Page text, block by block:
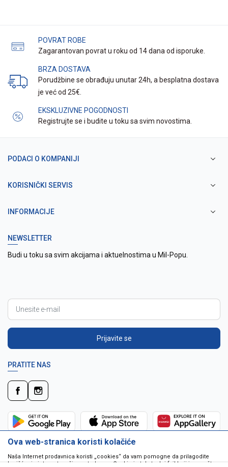
POVRAT ROBE
Zagarantovan povrat u roku od 14 dana od isporuke.
BRZA DOSTAVA
Porudžbine se obrađuju unutar 24h, a besplatna dostava
je već od 25€.
EKSKLUZIVNE POGODNOSTI
Registrujte se i budite u toku sa svim novostima.
PODACI O KOMPANIJI
KORISNIČKI SERVIS
INFORMACIJE
NEWSLETTER
Budi u toku sa svim akcijama i aktuelnostima u Mil-Popu.
Prijavite se
PRATITE NAS
Ova web-stranica koristi kolačiće
Naša Internet prodavnica koristi „cookies“ da vam pomogne da prilagodite
korišćenje interneta vašim potrebama. Cookie je tekstualni fajl koji je smešten